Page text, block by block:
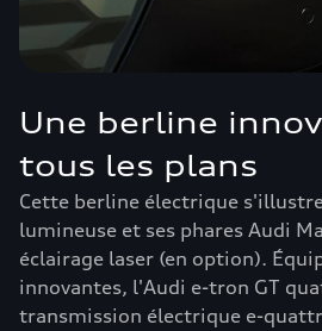
Une berline
tous les plans
Cette berline électrique
lumineuse et ses phares Audi
éclairage laser (en option).
innovantes, l'Audi e-tron GT
transmission électrique e-